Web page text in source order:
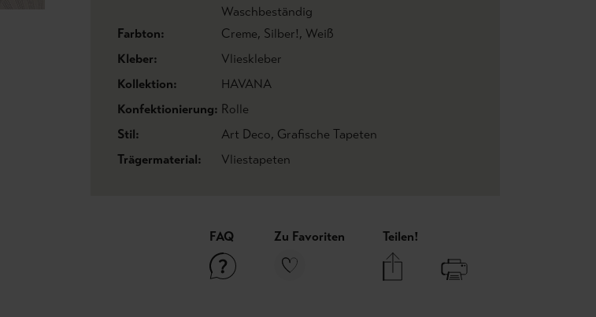
Waschbeständig
Farbton:
Creme, Silber!, Weiß
Kleber:
Vlieskleber
Kollektion:
HAVANA
Konfektionierung: Rolle
Stil:
Art Deco, Grafische Tapeten
Trägermaterial:
Vliestapeten
FAQ Zu Favoriten Teilen!